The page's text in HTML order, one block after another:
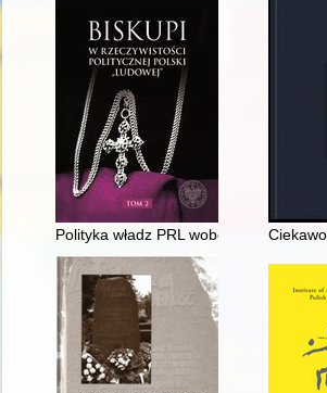
Polityka władz PRL wobec bp.